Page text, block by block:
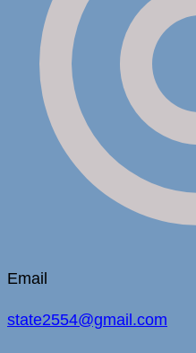
Email
state2554@gmail.com